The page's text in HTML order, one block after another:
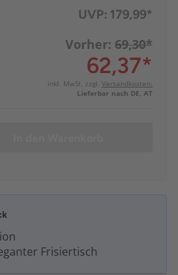
UVP: 179,99*
Vorher: 69,30*
62,37*
inkl. MwSt. zzgl. Versandkosten:
Lieferbar nach DE, AT
Frisiertisch